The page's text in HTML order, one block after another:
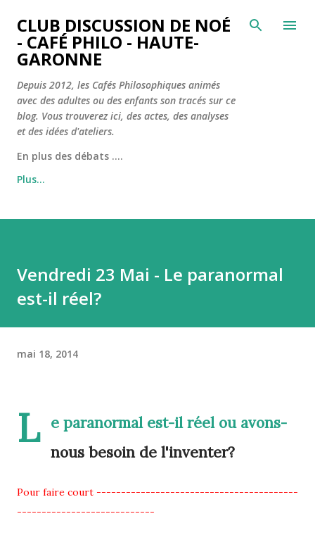
Accéder au contenu principal
CLUB DISCUSSION DE NOÉ
- CAFÉ PHILO - HAUTE-
GARONNE
Depuis 2012, les Cafés Philosophiques animés
avec des adultes ou des enfants son tracés sur ce
blog. Vous trouverez ici, des actes, des analyses
et des idées d'ateliers.
En plus des débats ....
Plus…
Vendredi 23 Mai - Le paranormal
est-il réel?
mai 18, 2014
L
e paranormal est-il réel ou avons-
nous besoin de l'inventer?
Pour faire court -----------------------------------------
----------------------------